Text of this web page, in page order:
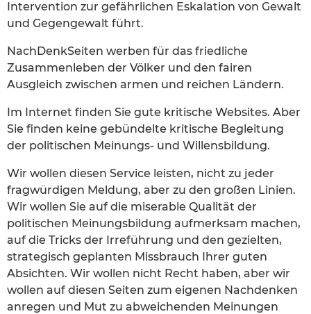
Intervention zur gefährlichen Eskalation von Gewalt
und Gegengewalt führt.
NachDenkSeiten werben für das friedliche
Zusammenleben der Völker und den fairen
Ausgleich zwischen armen und reichen Ländern.
Im Internet finden Sie gute kritische Websites. Aber
Sie finden keine gebündelte kritische Begleitung
der politischen Meinungs- und Willensbildung.
Wir wollen diesen Service leisten, nicht zu jeder
fragwürdigen Meldung, aber zu den großen Linien.
Wir wollen Sie auf die miserable Qualität der
politischen Meinungsbildung aufmerksam machen,
auf die Tricks der Irreführung und den gezielten,
strategisch geplanten Missbrauch Ihrer guten
Absichten. Wir wollen nicht Recht haben, aber wir
wollen auf diesen Seiten zum eigenen Nachdenken
anregen und Mut zu abweichenden Meinungen